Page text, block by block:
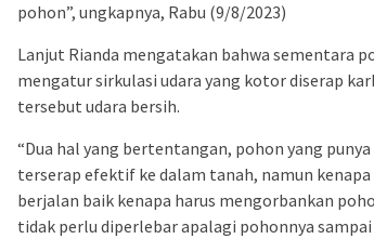
pohon”, ungkapnya, Rabu (9/8/2023)
Lanjut Rianda mengatakan bahwa sementara
mengatur sirkulasi udara yang kotor diserap
tersebut udara bersih.
“Dua hal yang bertentangan, pohon yang
terserap efektif ke dalam tanah, namun
berjalan baik kenapa harus mengorbankan
tidak perlu diperlebar apalagi pohonnya